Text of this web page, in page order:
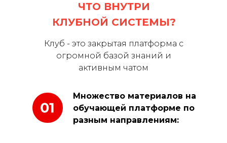
ЧТО ВНУТРИ
КЛУБНОЙ СИСТЕМЫ?
Клуб - это закрытая платформа с
огромной базой знаний и
активным чатом
Множество материалов на
обучающей платформе по
разным направлениям: